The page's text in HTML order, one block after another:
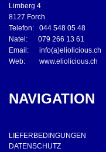
Limberg 4
8127 Forch
Telefon: 044 548 05 48
Natel: 079 266 13 61
Email: info(a)eliolicious.ch
Web: www.eliolicious.ch
NAVIGATION
LIEFERBEDINGUNGEN
DATENSCHUTZ